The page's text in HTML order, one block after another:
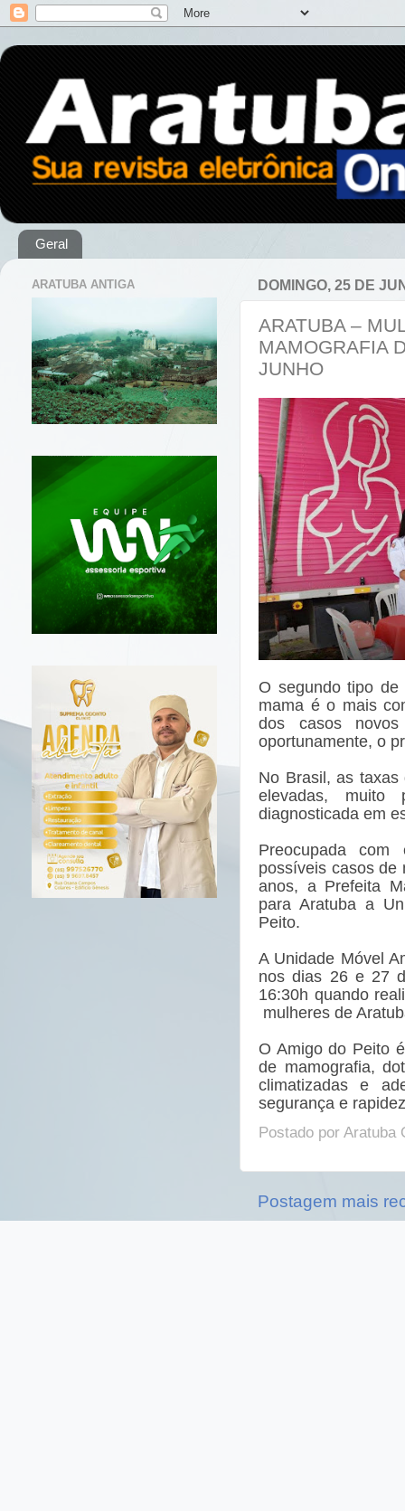
Geral
DOMINGO, 25 DE
ARATUBA –
MAMOGRAFIA
JUNHO
O segundo tipo
mama é o mais
dos casos
oportunamente, o
No Brasil, as
elevadas, muito
diagnosticada em
Preocupada
possíveis casos de
anos, a Prefeita
para Aratuba a
Peito.
A Unidade Móvel
nos dias 26 e 27
16:30h quando
mulheres de
O Amigo do Peito
de mamografia,
climatizadas e
segurança e
Postado por Aratuba
Postagem mais
ARATUBA ANTIGA